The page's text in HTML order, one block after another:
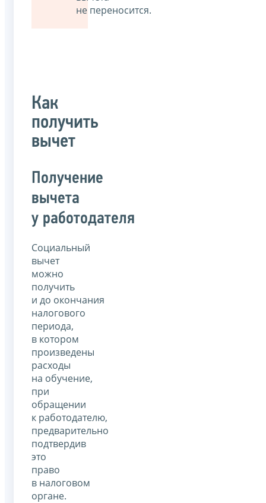
не переносится.
Как
получить
вычет
Получение
вычета
у работодателя
Социальный
вычет
можно
получить
и до окончания
налогового
периода,
в котором
произведены
расходы
на обучение,
при
обращении
к работодателю,
предварительно
подтвердив
это
право
в налоговом
органе.